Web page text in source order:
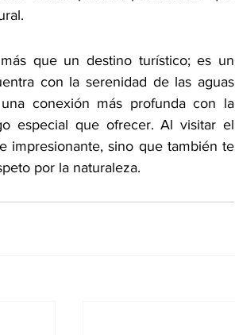
que un destino turístico; es un
con la serenidad de las aguas
conexión más profunda con la
especial que ofrecer. Al visitar el
impresionante, sino que también te
por la naturaleza.